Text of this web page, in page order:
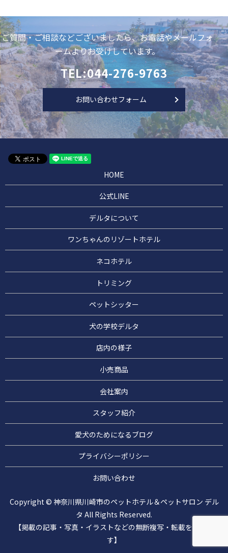
ご質問・ご相談などございましたら、お電話やメールフォ
ームよりお受けしています。
TEL:044-276-9763
お問い合わせフォーム
HOME
公式LINE
デルタについて
ワンちゃんのリゾートホテル
ネコホテル
トリミング
ペットシッター
犬の学校デルタ
店内の様子
小売商品
会社案内
スタッフ紹介
愛犬のためになるブログ
プライバシーポリシー
お問い合わせ
Copyright © 神奈川県川崎市のペットホテル＆ペットサロン デル
タ All Rights Reserved.
【掲載の記事・写真・イラストなどの無断複写・転載を禁じま
す】